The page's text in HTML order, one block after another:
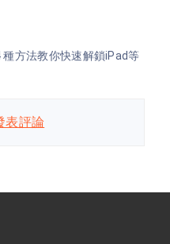
方法教你快速解鎖iPad等
表評論